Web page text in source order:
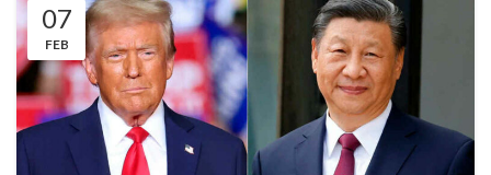
07
FEB